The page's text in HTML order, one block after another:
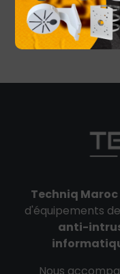
Techniq Maroc
d'équipements de
anti-
Nous